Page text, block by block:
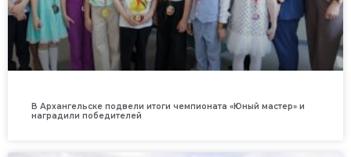
В Архангельске подвели итоги чемпионата «Юный мастер» и
наградили победителей